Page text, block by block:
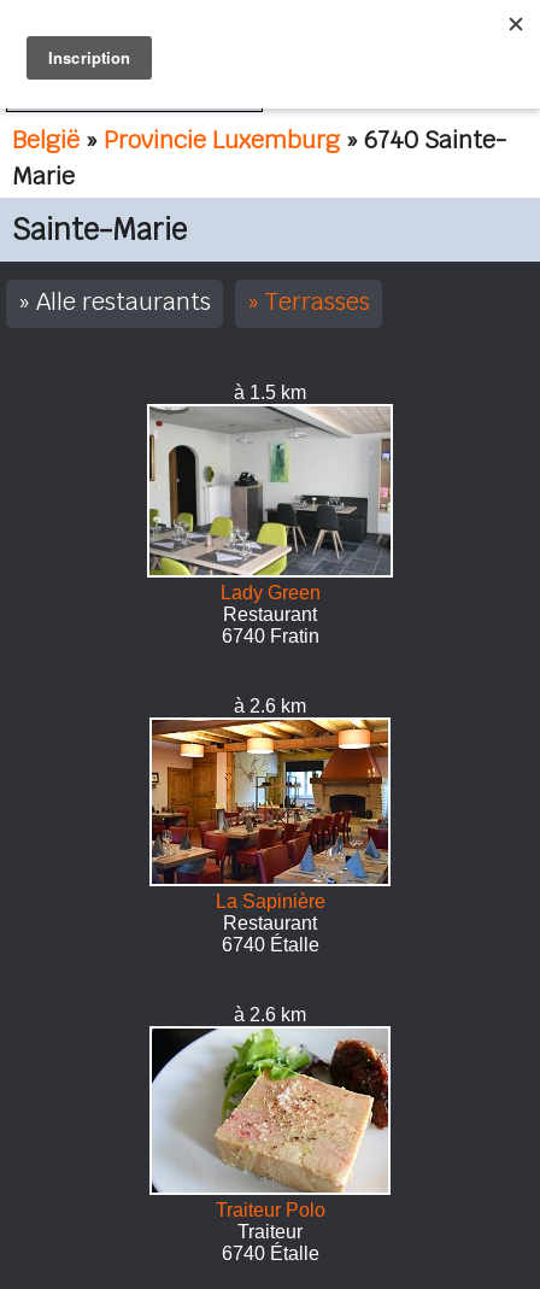
België » Provincie Luxemburg» 6740 Sainte-
Marie
Sainte-Marie
Alle restaurants Terrasses
à 1.5 km
Lady Green
Restaurant
6740 Fratin
à 2.6 km
La Sapinière
Restaurant
6740 Étalle
à 2.6 km
Traiteur Polo
Traiteur
6740 Étalle